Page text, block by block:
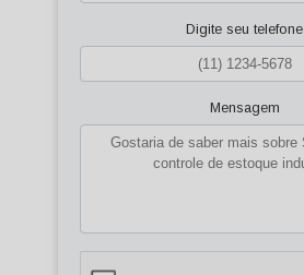
Digite seu telefone
Mensagem